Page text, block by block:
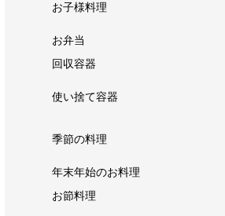
お子様料理
お弁当
回収容器
使い捨て容器
季節の料理
年末年始のお料理
お節料理